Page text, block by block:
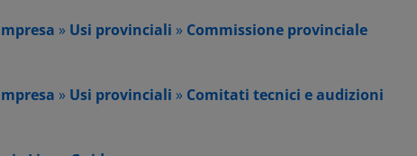
» Usi provinciali » Commissione provinciale
» Usi provinciali » Comitati tecnici e audizioni